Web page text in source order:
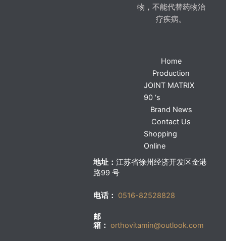
物，不能代替药物治
疗疾病。
Home
Production
JOINT MATRIX
90 ‘s
Brand News
Contact Us
Shopping
Online
地址： 江苏省徐州经济开发区金港
路99 号
电话： 0516-82528828
邮
箱： orthovitamin@outlook.com